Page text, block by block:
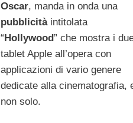
Oscar, manda in onda una
pubblicitàintitolata
“Hollywood” che mostra i
tablet Apple all’opera con
applicazioni di vario genere
dedicate alla cinematografia,
non solo.